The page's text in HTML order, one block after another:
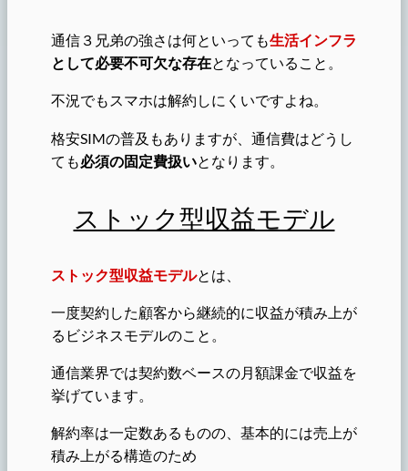
通信３兄弟の強さは何といっても生活インフラ
として必要不可欠な存在となっていること。
不況でもスマホは解約しにくいですよね。
格安SIMの普及もありますが、通信費はどうし
ても必須の固定費扱いとなります。
ストック型収益モデル
ストック型収益モデルとは、
一度契約した顧客から継続的に収益が積み上が
るビジネスモデルのこと。
通信業界では契約数ベースの月額課金で収益を
挙げています。
解約率は一定数あるものの、基本的には売上が
積み上がる構造のため